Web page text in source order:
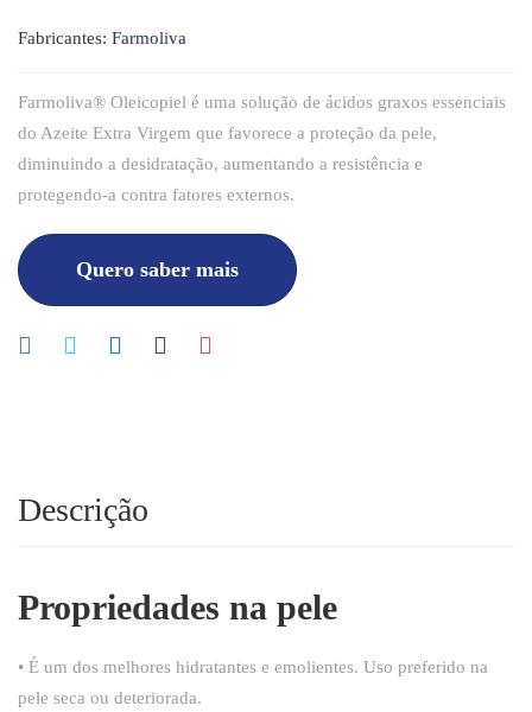
Fabricantes: Farmoliva
Farmoliva® Oleicopiel é uma solução de ácidos graxos essenciais
do Azeite Extra Virgem que favorece a proteção da pele,
diminuindo a desidratação, aumentando a resistência e
protegendo-a contra fatores externos.
Quero saber mais
Descrição
Propriedades na pele
• É um dos melhores hidratantes e emolientes. Uso preferido na
pele seca ou deteriorada.